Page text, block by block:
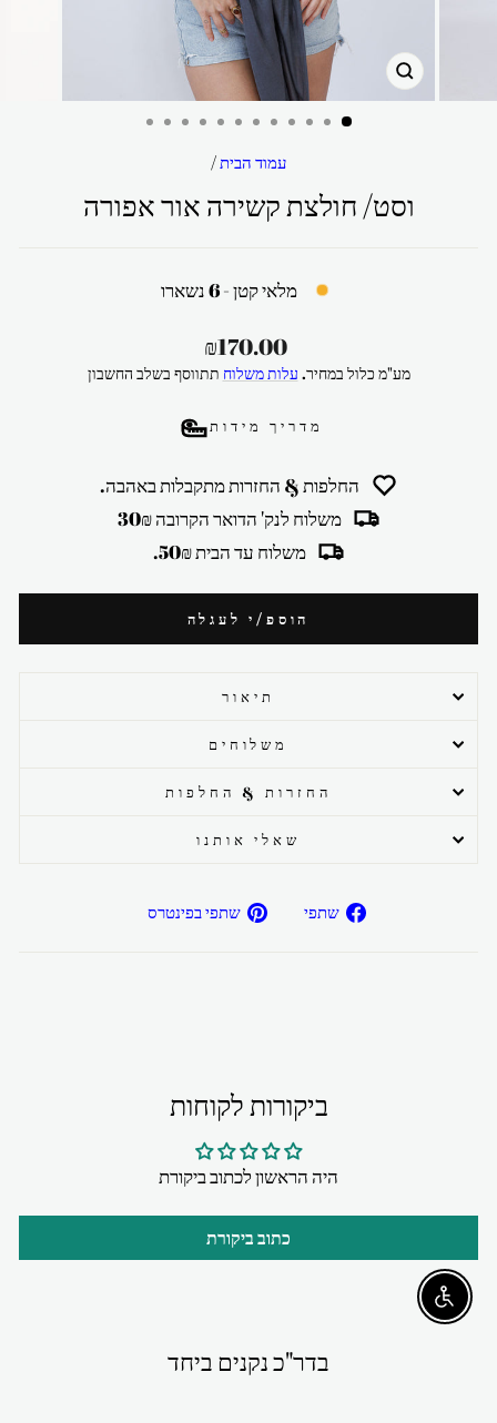
סגור
עמוד הבית/
וסט/ חולצת קשירה אור אפורה
מלאי קטן - 6 נשארו
מחיר
רגיל
₪170.00
מע"מ כלול במחיר. עלות משלוח תתווסף בשלב החשבון
מדריך מידות
החלפות & החזרות מתקבלות באהבה.
משלוח לנק' הדואר הקרובה 30₪
משלוח עד הבית 50₪.
הוספ/י לעגלה
תיאור
משלוחים
החזרות & החלפות
שאלי אותנו
שתפי
שתפ/י שתפי בפינטרס
ביקורות לקוחות
היה הראשון לכתוב ביקורת
כתוב ביקורת
בדר"כ נקנים ביחד
Enable accessibility